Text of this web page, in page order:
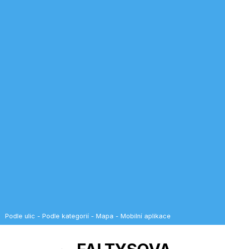
Podle ulic - Podle kategorií - Mapa - Mobilní aplikace